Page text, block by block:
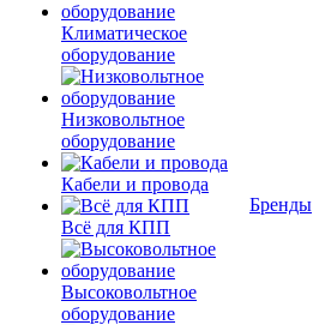
Климатическое
оборудование
Низковольтное
оборудование
Кабели и провода
Всё для КПП
Высоковольтное
оборудование
Бренды